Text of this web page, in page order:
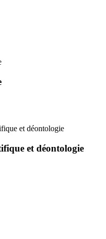
et déontologie
et déontologie